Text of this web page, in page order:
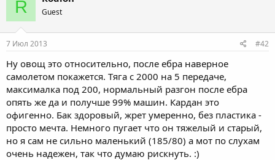
R Guest
7 Июл 2013 #42
Ну овощ это относительно, после ебра наверное
самолетом покажется. Тяга с 2000 на 5 передаче,
максималка под 200, нормальный разгон после ебра
опять же да и получше 99% машин. Кардан это
офигенно. Бак здоровый, жрет умеренно, без пластика -
просто мечта. Немного пугает что он тяжелый и старый,
но я сам не сильно маленький (185/80) а мот по слухам
очень надежен, так что думаю рискнуть. :)